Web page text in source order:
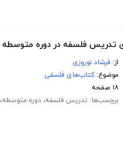
تدریس فلسفه در دوره متوسطه
از: فرشاد نوروزی
موضوع: کتاب‌های فلسفی
۱۸ صفحه
برچسب‌ها: تدریس فلسفه، دوره متوسطه،